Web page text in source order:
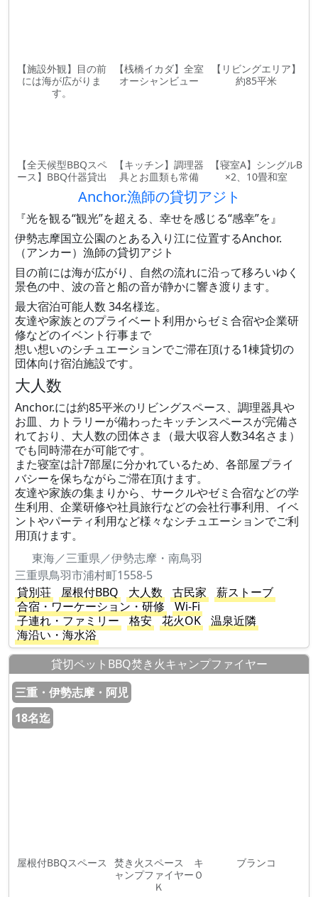
【施設外観】目の前
には海が広がりま
す。
【桟橋イカダ】全室
オーシャンビュー
【リビングエリア】
約85平米
【全天候型BBQスペ
ース】BBQ什器貸出
【キッチン】調理器
具とお皿類も常備
【寝室A】シングルB
×2、10畳和室
Anchor.漁師の貸切アジト
『光を観る“観光”を超える、幸せを感じる“感幸”を』
伊勢志摩国立公園のとある入り江に位置するAnchor.
（アンカー）漁師の貸切アジト
目の前には海が広がり、自然の流れに沿って移ろいゆく
景色の中、波の音と船の音が静かに響き渡ります。
最大宿泊可能人数 34名様迄。
友達や家族とのプライベート利用からゼミ合宿や企業研
修などのイベント行事まで
想い想いのシチュエーションでご滞在頂ける1棟貸切の
団体向け宿泊施設です。
大人数
Anchor.には約85平米のリビングスペース、調理器具や
お皿、カトラリーが備わったキッチンスペースが完備さ
れており、大人数の団体さま（最大収容人数34名さま）
でも同時滞在が可能です。
また寝室は計7部屋に分かれているため、各部屋プライ
バシーを保ちながらご滞在頂けます。
友達や家族の集まりから、サークルやゼミ合宿などの学
生利用、企業研修や社員旅行などの会社行事利用、イベ
ントやパーティ利用など様々なシチュエーションでご利
用頂けます。
東海／三重県／伊勢志摩・南鳥羽
三重県鳥羽市浦村町1558-5
貸別荘
屋根付BBQ 大人数 古民家
薪ストーブ
合宿・ワーケーション・研修
Wi-Fi
子連れ・ファミリー
格安 花火OK
温泉近隣
海沿い・海水浴
貸切ペットBBQ焚き火キャンプファイヤー
三重・伊勢志摩・阿児
18名迄
屋根付BBQスペース
焚き火スペース キ
ャンプファイヤーＯ
Ｋ
ブランコ